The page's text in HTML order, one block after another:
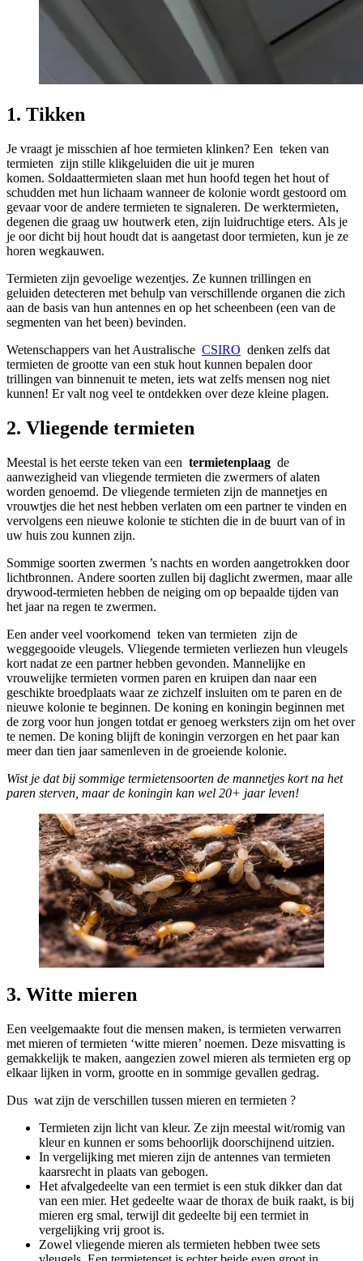
1. Tikken
Je vraagt ​​je misschien af ​​hoe termieten klinken? Een teken van
termieten zijn stille klikgeluiden die uit je muren
komen. Soldaattermieten slaan met hun hoofd tegen het hout of
schudden met hun lichaam wanneer de kolonie wordt gestoord om
gevaar voor de andere termieten te signaleren. De werktermieten,
degenen die graag uw houtwerk eten, zijn luidruchtige eters. Als je
je oor dicht bij hout houdt dat is aangetast door termieten, kun je ze
horen wegkauwen.
Termieten zijn gevoelige wezentjes. Ze kunnen trillingen en
geluiden detecteren met behulp van verschillende organen die zich
aan de basis van hun antennes en op het scheenbeen (een van de
segmenten van het been) bevinden.
Wetenschappers van het Australische CSIRO denken zelfs dat
termieten de grootte van een stuk hout kunnen bepalen door
trillingen van binnenuit te meten, iets wat zelfs mensen nog niet
kunnen! Er valt nog veel te ontdekken over deze kleine plagen.
2. Vliegende termieten
Meestal is het eerste teken van een termietenplaag de
aanwezigheid van vliegende termieten die zwermers of alaten
worden genoemd. De vliegende termieten zijn de mannetjes en
vrouwtjes die het nest hebben verlaten om een ​​partner te vinden en
vervolgens een nieuwe kolonie te stichten die in de buurt van of in
uw huis zou kunnen zijn.
Sommige soorten zwermen ’s nachts en worden aangetrokken door
lichtbronnen. Andere soorten zullen bij daglicht zwermen, maar alle
drywood-termieten hebben de neiging om op bepaalde tijden van
het jaar na regen te zwermen.
Een ander veel voorkomend teken van termieten zijn de
weggegooide vleugels. Vliegende termieten verliezen hun vleugels
kort nadat ze een partner hebben gevonden. Mannelijke en
vrouwelijke termieten vormen paren en kruipen dan naar een
geschikte broedplaats waar ze zichzelf insluiten om te paren en de
nieuwe kolonie te beginnen. De koning en koningin beginnen met
de zorg voor hun jongen totdat er genoeg werksters zijn om het over
te nemen. De koning blijft de koningin verzorgen en het paar kan
meer dan tien jaar samenleven in de groeiende kolonie.
Wist je dat bij sommige termietensoorten de mannetjes kort na het
paren sterven, maar de koningin kan wel 20+ jaar leven!
3. Witte mieren
Een veelgemaakte fout die mensen maken, is termieten verwarren
met mieren of termieten ‘witte mieren’ noemen. Deze misvatting is
gemakkelijk te maken, aangezien zowel mieren als termieten erg op
elkaar lijken in vorm, grootte en in sommige gevallen gedrag.
Dus wat zijn de verschillen tussen mieren en termieten ?
Termieten zijn licht van kleur. Ze zijn meestal wit/romig van
kleur en kunnen er soms behoorlijk doorschijnend uitzien.
In vergelijking met mieren zijn de antennes van termieten
kaarsrecht in plaats van gebogen.
Het afvalgedeelte van een termiet is een stuk dikker dan dat
van een mier. Het gedeelte waar de thorax de buik raakt, is bij
mieren erg smal, terwijl dit gedeelte bij een termiet in
vergelijking vrij groot is.
Zowel vliegende mieren als termieten hebben twee sets